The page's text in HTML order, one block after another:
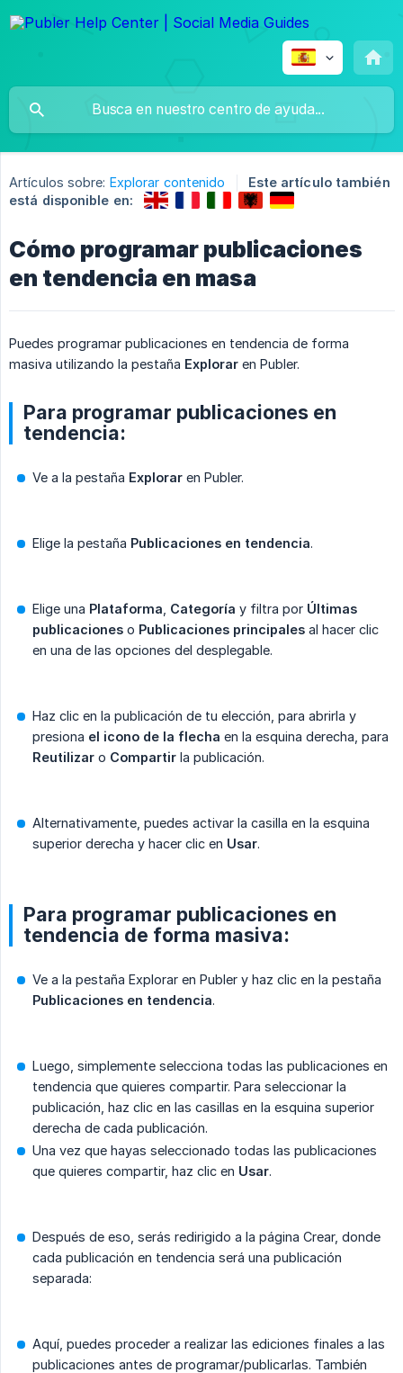
Artículos sobre: Explorar contenido
Este artículo también
está disponible en:
Cómo programar publicaciones
en tendencia en masa
Puedes programar publicaciones en tendencia de forma
masiva utilizando la pestaña Explorar en Publer.
Para programar publicaciones en
tendencia:
Ve a la pestaña Explorar en Publer.
Elige la pestaña Publicaciones en tendencia.
Elige una Plataforma Categoría y filtra por Últimas
publicaciones o Publicaciones principales al hacer clic
en una de las opciones del desplegable.
Haz clic en la publicación de tu elección, para abrirla y
presiona el icono de la flecha en la esquina derecha, para
Reutilizar o Compartir la publicación.
Alternativamente, puedes activar la casilla en la esquina
superior derecha y hacer clic en Usar.
Para programar publicaciones en
tendencia de forma masiva:
Ve a la pestaña Explorar en Publer y haz clic en la pestaña
Publicaciones en tendencia.
Luego, simplemente selecciona todas las publicaciones en
tendencia que quieres compartir. Para seleccionar la
publicación, haz clic en las casillas en la esquina superior
derecha de cada publicación.
Una vez que hayas seleccionado todas las publicaciones
que quieres compartir, haz clic en Usar.
Después de eso, serás redirigido a la página Crear, donde
cada publicación en tendencia será una publicación
separada:
Aquí, puedes proceder a realizar las ediciones finales a las
publicaciones antes de programar/publicarlas. También